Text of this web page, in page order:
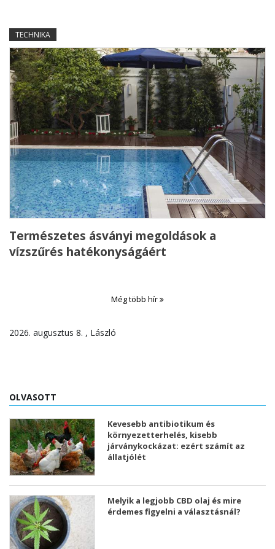
TECHNIKA
Természetes ásványi megoldások a
vízszűrés hatékonyságáért
Még több hír
2026. augusztus 8. , László
OLVASOTT
Kevesebb antibiotikum és
környezetterhelés, kisebb
járványkockázat: ezért számít az
állatjólét
Melyik a legjobb CBD olaj és mire
érdemes figyelni a választásnál?